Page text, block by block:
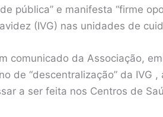
pública” e manifesta “firme
(IVG) nas unidades de
comunicado da Associação,
de “descentralização” da IVG
a ser feita nos Centros de